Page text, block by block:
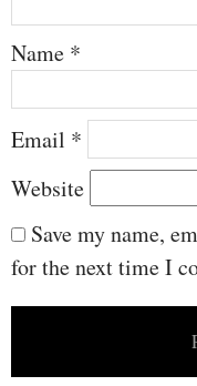
Name *
Email *
Website
Save my name,
for the next time I